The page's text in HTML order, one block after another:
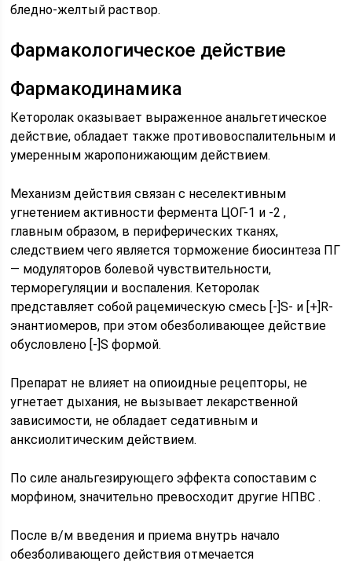
бледно-желтый раствор.
Фармакологическое действие
Фармакодинамика
Кеторолак оказывает выраженное анальгетическое
действие, обладает также противовоспалительным и
умеренным жаропонижающим действием.
Механизм действия связан с неселективным
угнетением активности фермента ЦОГ-1 и -2 ,
главным образом, в периферических тканях,
следствием чего является торможение биосинтеза ПГ
— модуляторов болевой чувствительности,
терморегуляции и воспаления. Кеторолак
представляет собой рацемическую смесь [-]S- и [+]R-
энантиомеров, при этом обезболивающее действие
обусловлено [-]S формой.
Препарат не влияет на опиоидные рецепторы, не
угнетает дыхания, не вызывает лекарственной
зависимости, не обладает седативным и
анксиолитическим действием.
По силе анальгезирующего эффекта сопоставим с
морфином, значительно превосходит другие НПВС .
После в/м введения и приема внутрь начало
обезболивающего действия отмечается